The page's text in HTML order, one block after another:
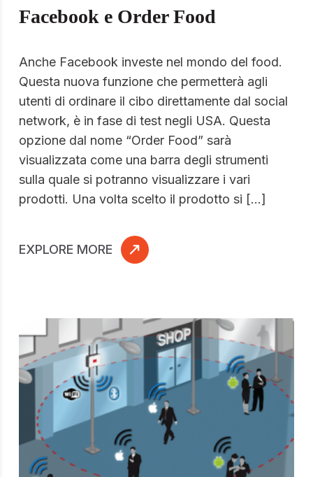
Facebook e Order Food
Anche Facebook investe nel mondo del food.
Questa nuova funzione che permetterà agli
utenti di ordinare il cibo direttamente dal social
network, è in fase di test negli USA. Questa
opzione dal nome “Order Food” sarà
visualizzata come una barra degli strumenti
sulla quale si potranno visualizzare i vari
prodotti. Una volta scelto il prodotto si […]
EXPLORE MORE